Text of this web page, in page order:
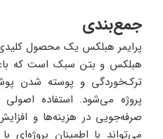
جمع‌بندی
پرایمر هبلکس یک محصول
هبلکس و بتن سبک است که
ترک‌خوردگی و پوسته شدن
پروژه می‌شود. استفاده
صرفه‌جویی در هزینه‌ها و
می‌تواند با اطمینان پروژه‌ای